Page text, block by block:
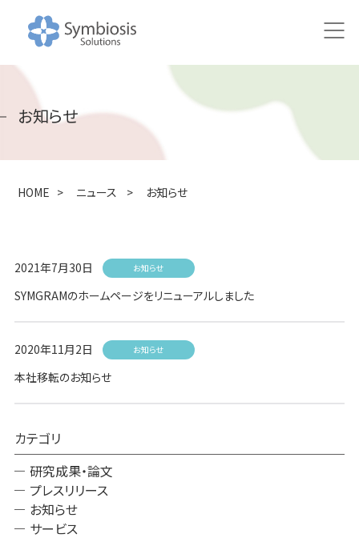
お知らせ
HOME > ニュース > お知らせ
2021年7月30日 お知らせ
SYMGRAMのホームページをリニューアルしました
2020年11月2日 お知らせ
本社移転のお知らせ
カテゴリ
研究成果・論文
プレスリリース
お知らせ
サービス
HOME
研究アプローチ
共同研究の取り組み
研究成果・論文
事業内容